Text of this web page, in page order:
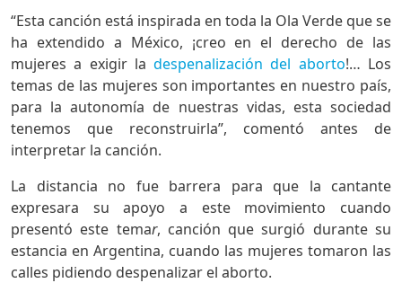
“Esta canción está inspirada en toda la Ola Verde que se
ha extendido a México, ¡creo en el derecho de las
mujeres a exigir ladespenalización del aborto!… Los
temas de las mujeres son importantes en nuestro país,
para la autonomía de nuestras vidas, esta sociedad
tenemos que reconstruirla”, comentó antes de
interpretar la canción.
La distancia no fue barrera para que la cantante
expresara su apoyo a este movimiento cuando
presentó este temar, canción que surgió durante su
estancia en Argentina, cuando las mujeres tomaron las
calles pidiendo despenalizar el aborto.